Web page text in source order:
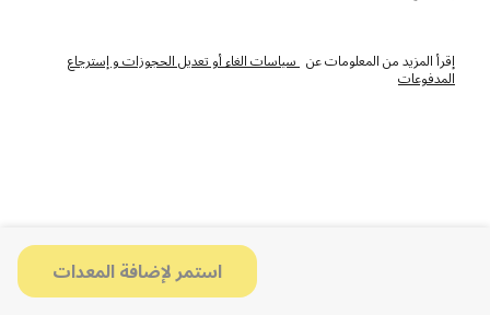
إقرأ المزيد من المعلومات عن سياسات الغاء أو تعديل الحجوزات و إسترجاع
المدفوعات
استمر لإضافة المعدات